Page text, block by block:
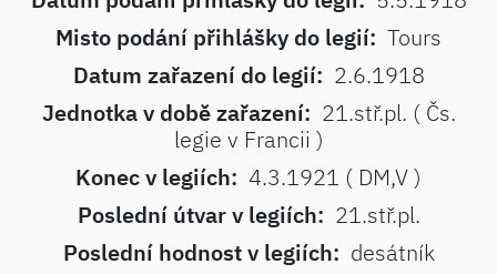
Misto podání přihlášky do legií: Tours
Datum zařazení do legií: 2.6.1918
Jednotka v době zařazení: 21.stř.pl. ( Čs.
legie v Francii )
Konec v legiích: 4.3.1921 ( DM,V )
Poslední útvar v legiích: 21.stř.pl.
Poslední hodnost v legiích: desátník